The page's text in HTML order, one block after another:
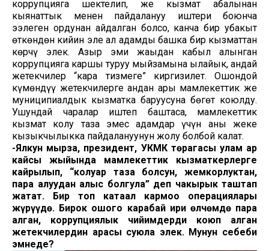
коррупцияга шектелип, же кызмат абалынан
кыянаттык менен пайдалануу иштери боюнча
ээлеген ордунан айдалган болсо, канча бир убакыт
өткөндөн кийин эле ал адамды башка бир кызматтан
көрчү элек. Азыр эми жаңыдан кабыл алынган
коррупцияга каршы туруу мыйзамына ылайык, андай
жетекчилер “кара тизмеге” киргизилет. Ошондой
күмөндүү жетекчилерге андан ары мамлекеттик же
муниципиалдык кызматка баруусуна бөгөт коюлду.
Ушундай чаралар иштеп баштаса, мамлекеттик
кызмат колу таза эмес адамдар үчүн аны жеке
кызыкчылыкка пайдалануунун жолу болбой калат.
-Ялкун мырза, президент, УКМК төрагасы улам ар
кайсы жыйында мамлекеттик кызматкерлерге
кайрылып, “колуңар таза болсун, жемкорлуктан,
пара алуудан алыс болгула” деп чакырык таштап
жатат. Бир топ катаал кармоо операциялары
жүрүүдө. Бирок ошого карабай ири өлчөмдө пара
алган, коррупциялык чийимдерди коюп алган
жетекчилердин арасы суюла элек. Мунун себеби
эмнеде?